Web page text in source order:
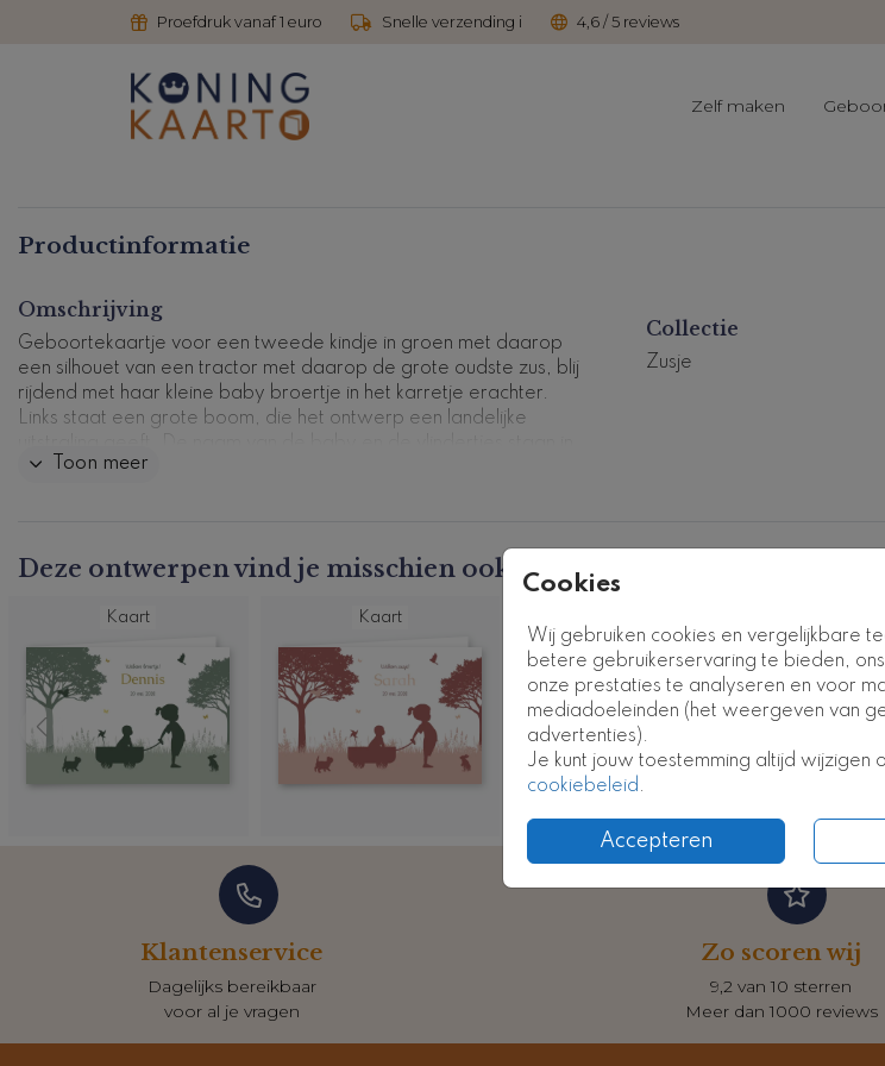
Proefdruk vanaf 1 euro Snelle verzending i 4,6 / 5 reviews
Zelf maken
Cookies
Wij gebruiken cookies en vergelijkbare
betere gebruikerservaring te bieden,
onze prestaties te analyseren en voor
mediadoeleinden (het weergeven van
advertenties).
Je kunt jouw toestemming altijd wijzigen
cookiebeleid.
Accepteren
Productinformatie
Omschrijving
Geboortekaartje voor een tweede kindje in groen met daarop
een silhouet van een tractor met daarop de grote oudste zus, blij
rijdend met haar kleine baby broertje in het karretje erachter.
Links staat een grote boom, die het ontwerp een landelijke
goudfolie, wat het kaartje een luxe afwerking geeft.
Toon meer
Collectie
Zusje
Deze ontwerpen vind je misschien ook leuk
Kaart Kaart
Klantenservice
Dagelijks bereikbaar
voor al je vragen
Zo scoren wij
9,2 van 10 sterren
Meer dan 1000 reviews